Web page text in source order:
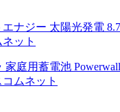
ナジー 太陽光発電
ット